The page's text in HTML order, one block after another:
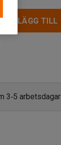
LÄGG TILL
3‑5 arbetsdagar